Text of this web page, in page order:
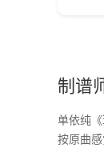
制谱
单依纯
按原曲